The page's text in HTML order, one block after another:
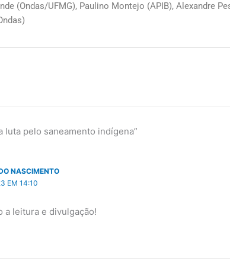
(Ondas/UFMG), Paulino Montejo (APIB), Alexandre
luta pelo saneamento indígena”
NASCIMENTO
EM 14:10
a leitura e divulgação!